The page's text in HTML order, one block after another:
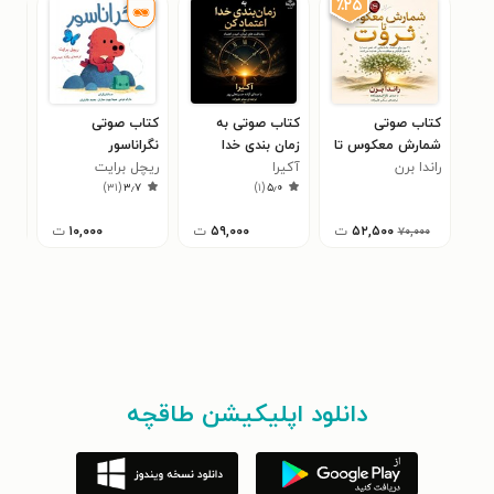
٪۲۵
کتاب صوتی
شمارش معکوس تا
ثروت
راندا برن
۷۰,۰۰۰ ۵۲,۵۰۰ ت
کتاب صوتی به
زمان بندی خدا
اعتماد کن
آکیرا ‍
۵٫۰(۱)
۵۹,۰۰۰ ت
کتاب صوتی
نگراناسور
ریچل برایت
۳٫۷(۳۱)
۱۰,۰۰۰ ت
دانلود اپلیکیشن طاقچه